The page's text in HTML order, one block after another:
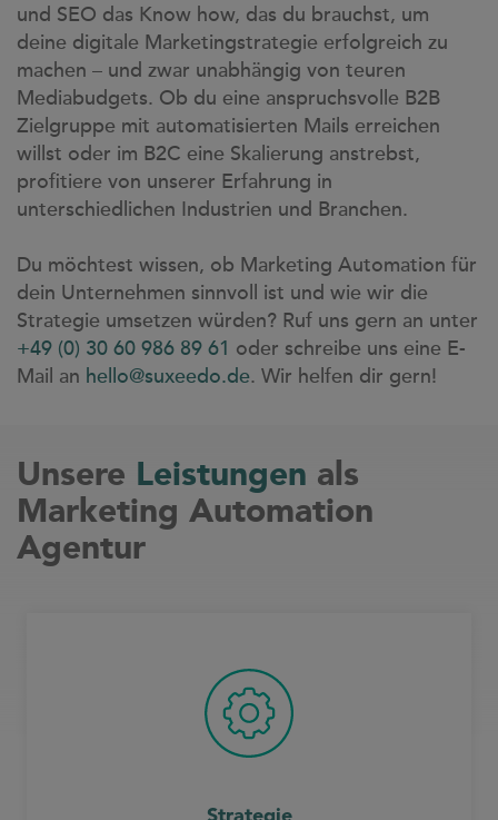
und SEO das Know how, das du brauchst, um
deine digitale Marketingstrategie erfolgreich zu
machen – und zwar unabhängig von teuren
Mediabudgets. Ob du eine anspruchsvolle B2B
Zielgruppe mit automatisierten Mails erreichen
willst oder im B2C eine Skalierung anstrebst,
profitiere von unserer Erfahrung in
unterschiedlichen Industrien und Branchen.
Du möchtest wissen, ob Marketing Automation für
dein Unternehmen sinnvoll ist und wie wir die
Strategie umsetzen würden? Ruf uns gern an unter
+49 (0) 30 60 986 89 61 oder schreibe uns eine E-
Mail an hello@suxeedo.de. Wir helfen dir gern!
Unsere Leistungen als
Marketing Automation
Agentur
Strategie